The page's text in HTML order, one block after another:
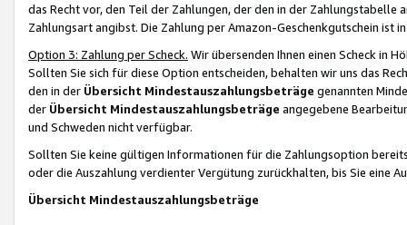
das Recht vor, den Teil der Zahlungen, der den in der
Zahlungsart angibst. Die Zahlung per Amazon-Geschenkgutschein ist
Option 3: Zahlung per Scheck. Wir übersenden Ihnen einen Scheck in
Sollten Sie sich für diese Option entscheiden, behalten wir uns das
den in der Übersicht Mindestauszahlungsbeträge genannten
der Übersicht Mindestauszahlungsbeträge angegebene
und Schweden nicht verfügbar.
Sollten Sie keine gültigen Informationen für die Zahlungsoption
oder die Auszahlung verdienter Vergütung zurückhalten, bis Sie
Übersicht Mindestauszahlungsbeträge